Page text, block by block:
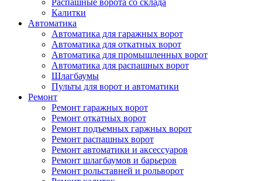
Распашные ворота со склада
Калитки
Автоматика
Автоматика для гаражных ворот
Автоматика для откатных ворот
Автоматика для промышленных ворот
Автоматика для распашных ворот
Шлагбаумы
Пульты для ворот и автоматики
Ремонт
Ремонт гаражных ворот
Ремонт откатных ворот
Ремонт подъемных гаржных ворот
Ремонт распашных ворот
Ремонт автоматики и аксессуаров
Ремонт шлагбаумов и барьеров
Ремонт рольставней и рольворот